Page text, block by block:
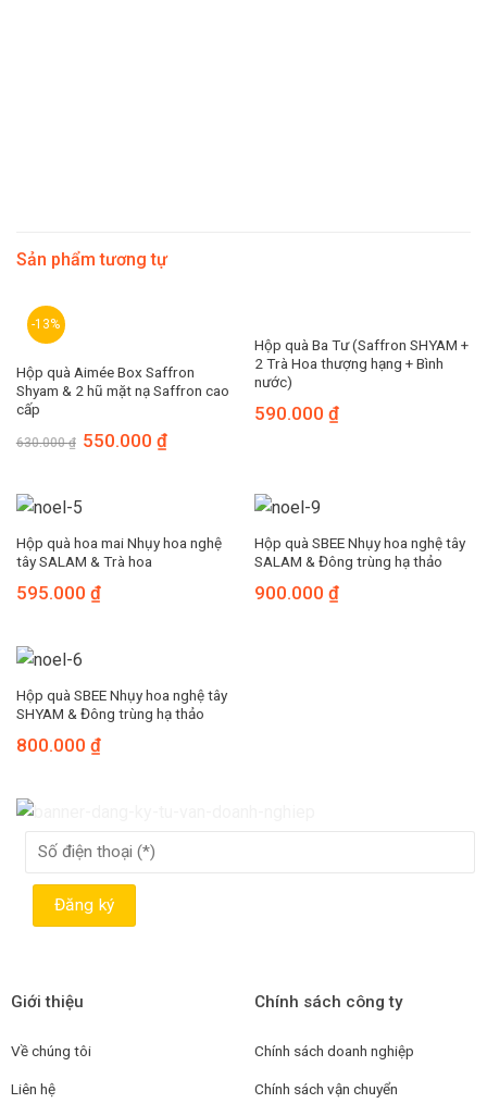
Sản phẩm tương tự
-13%
Hộp quà Aimée Box Saffron
Shyam & 2 hũ mặt nạ Saffron cao
cấp
630.000₫ 550.000₫
Hộp quà Ba Tư (Saffron SHYAM +
2 Trà Hoa thượng hạng + Bình
nước)
590.000 ₫
Hộp quà hoa mai Nhụy hoa nghệ
tây SALAM & Trà hoa
595.000 ₫
Hộp quà SBEE Nhụy hoa nghệ tây
SALAM & Đông trùng hạ thảo
900.000 ₫
Hộp quà SBEE Nhụy hoa nghệ tây
SHYAM & Đông trùng hạ thảo
800.000 ₫
Giới thiệu
Về chúng tôi
Liên hệ
Chính sách công ty
Chính sách doanh nghiệp
Chính sách vận chuyển